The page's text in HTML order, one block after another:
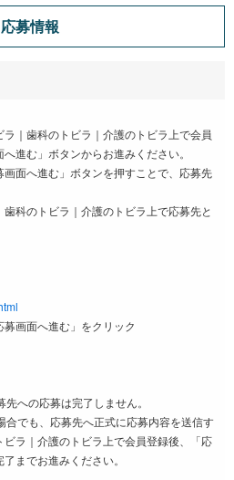
応募情報
｜歯科のトビラ｜介護のトビラ上で会員
進む」ボタンからお進みください。
面へ進む」ボタンを押すことで、応募先
科のトビラ｜介護のトビラ上で応募先と
募画面へ進む」をクリック
への応募は完了しません。
でも、応募先へ正式に応募内容を送信す
ラ｜介護のトビラ上で会員登録後、「応
までお進みください。